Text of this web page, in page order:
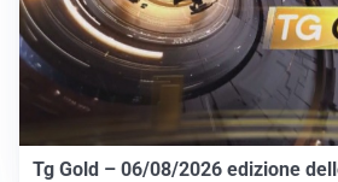
Tg Gold – 06/08/2026 edizione